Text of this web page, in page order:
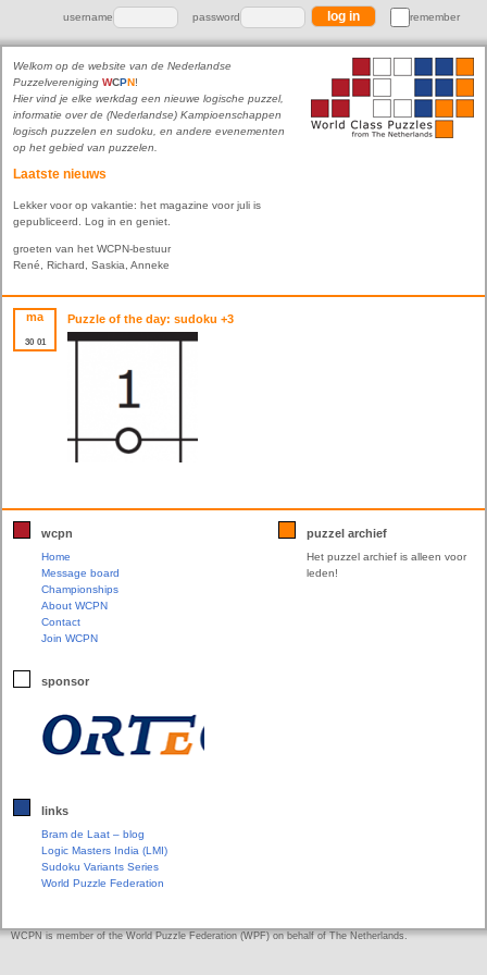
username password remember
Welkom op de website van de Nederlandse
Puzzelvereniging WCPN!
Hier vind je elke werkdag een nieuwe logische puzzel,
informatie over de (Nederlandse) Kampioenschappen
logisch puzzelen en sudoku, en andere evenementen
op het gebied van puzzelen.
Laatste nieuws
Lekker voor op vakantie: het magazine voor juli is
gepubliceerd. Log in en geniet.
groeten van het WCPN-bestuur
René, Richard, Saskia, Anneke
ma
30 01
Puzzle of the day: sudoku +3
wcpn
Home
Message board
Championships
About WCPN
Contact
Join WCPN
sponsor
links
Bram de Laat – blog
Logic Masters India (LMI)
Sudoku Variants Series
World Puzzle Federation
puzzel archief
Het puzzel archief is alleen voor
leden!
WCPN is member of the World Puzzle Federation (WPF) on behalf of The Netherlands.